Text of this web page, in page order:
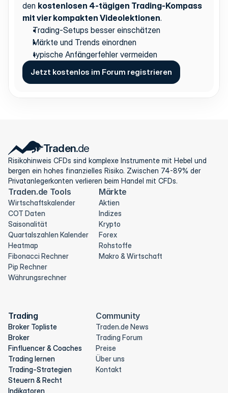
den kostenlosen 4-tägigen Trading-Kompass
mit vier kompakten Videolektionen.
Trading-Setups besser einschätzen
Märkte und Trends einordnen
typische Anfängerfehler vermeiden
Jetzt kostenlos im Forum registrieren
Traden.de
Risikohinweis CFDs sind komplexe Instrumente mit Hebel und
bergen ein hohes finanzielles Risiko. Zwischen 74-89% der
Privatanlegerkonten verlieren beim Handel mit CFDs.
Traden.de Tools
Wirtschaftskalender
COT Daten
Saisonalität
Quartalszahlen Kalender
Heatmap
Fibonacci Rechner
Pip Rechner
Währungsrechner
Märkte
Aktien
Indizes
Krypto
Forex
Rohstoffe
Makro & Wirtschaft
Trading
Broker Topliste
Broker
Finfluencer & Coaches
Trading lernen
Trading-Strategien
Steuern & Recht
Indikatoren
Community
Traden.de News
Trading Forum
Preise
Über uns
Kontakt